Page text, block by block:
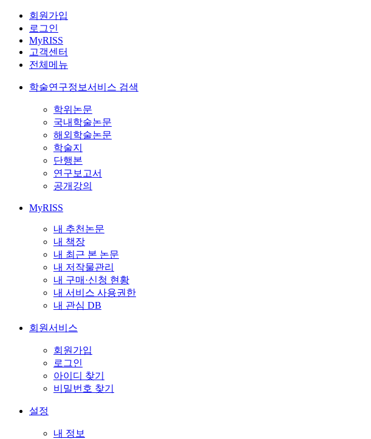
회원가입
로그인
MyRISS
고객센터
전체메뉴
학술연구정보서비스 검색
학위논문
국내학술논문
해외학술논문
학술지
단행본
연구보고서
공개강의
MyRISS
내 추천논문
내 책장
내 최근 본 논문
내 저작물관리
내 구매·신청 현황
내 서비스 사용권한
내 관심 DB
회원서비스
회원가입
로그인
아이디 찾기
비밀번호 찾기
설정
내 정보